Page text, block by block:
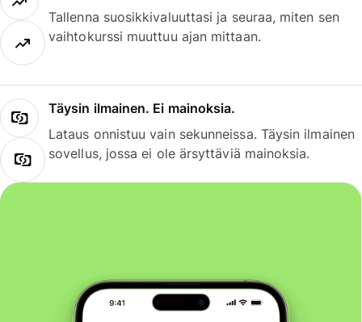
Tallenna suosikkivaluuttasi ja seuraa, miten sen
vaihtokurssi muuttuu ajan mittaan.
Täysin ilmainen. Ei mainoksia.
Lataus onnistuu vain sekunneissa. Täysin ilmainen
sovellus, jossa ei ole ärsyttäviä mainoksia.